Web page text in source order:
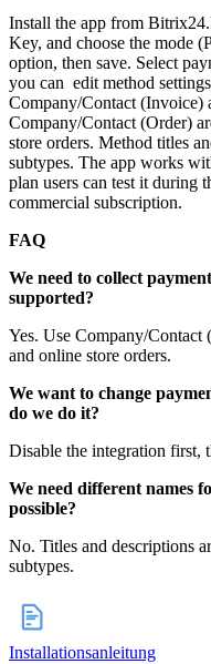
Install the app from
Key, and choose the mode
option, then save. Select
you can edit method
Company/Contact (Invoice)
Company/Contact (Order)
store orders. Method titles
subtypes. The app works
plan users can test it during
commercial subscription.
FAQ
We need to collect
supported?
Yes. Use Company/Contact
and online store orders.
We want to change
do we do it?
Disable the integration first,
We need different names
possible?
No. Titles and descriptions
subtypes.
Installationsanleitung